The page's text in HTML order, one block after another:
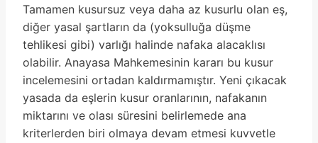
Tamamen kusursuz veya daha az kusurlu olan eş,
diğer yasal şartların da (yoksulluğa düşme
tehlikesi gibi) varlığı halinde nafaka alacaklısı
olabilir. Anayasa Mahkemesinin kararı bu kusur
incelemesini ortadan kaldırmamıştır. Yeni çıkacak
yasada da eşlerin kusur oranlarının, nafakanın
miktarını ve olası süresini belirlemede ana
kriterlerden biri olmaya devam etmesi kuvvetle